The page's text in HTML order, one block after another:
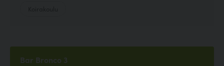
Bar Bronco 3